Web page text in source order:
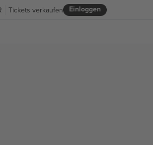
Einloggen
Tickets verkaufen